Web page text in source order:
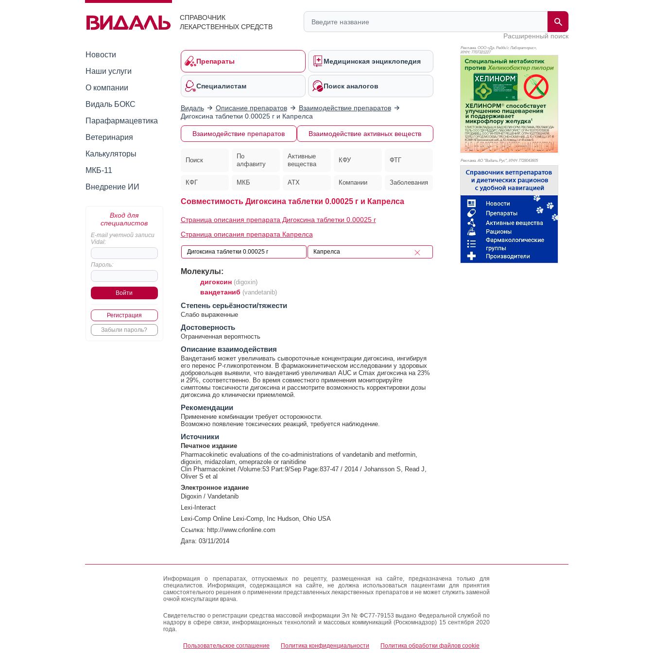
СПРАВОЧНИК
ЛЕКАРСТВЕННЫХ СРЕДСТВ
Расширенный поиск
Новости
Наши услуги
О компании
Видаль БОКС
Парафармацевтика
Ветеринария
Калькуляторы
МКБ-11
Внедрение ИИ
Вход для
специалистов
E-mail учетной записи
Vidal:
Пароль:
Регистрация
Забыли пароль?
Препараты Медицинская энциклопедия
Специалистам Поиск аналогов
Видаль Описание препаратов
Взаимодействие препаратов
Дигоксина таблетки 0.00025 г и Капрелса
Взаимодействие препаратов Взаимодействие активных веществ
Поиск
По
алфавиту
Активные
вещества
КФУ ФТГ
КФГ МКБ АТХ Компании Заболевания
Совместимость Дигоксина таблетки 0.00025 г и Капрелса
Страница описания препарата Дигоксина таблетки 0.00025 г
Страница описания препарата Капрелса
Молекулы:
дигоксин (digoxin)
вандетаниб (vandetanib)
Cтепень серьёзности/тяжести
Слабо выраженные
Достоверность
Ограниченная вероятность
Описание взаимодействия
Вандетаниб может увеличивать сывороточные концентрации дигоксина, ингибируя
его перенос Р-гликопротеином. В фармакокинетическом исследовании у здоровых
добровольцев выявили, что вандетаниб увеличивал AUC и Cmax дигоксина на 23%
и 29%, соответственно. Во время совместного применения мониторируйте
симптомы токсичности дигоксина и рассмотрите возможность корректировки дозы
дигоксина до клинически приемлемой.
Рекомендации
Применение комбинации требует осторожности.
Возможно появление токсических реакций, требуется наблюдение.
Источники
Печатное издание
Pharmacokinetic evaluations of the co-administrations of vandetanib and metformin,
digoxin, midazolam, omeprazole or ranitidine
Clin Pharmacokinet /Volume:53 Part:9/Sep Page:837-47 / 2014 / Johansson S, Read J,
Oliver S et al
Электронное издание
Digoxin / Vandetanib
Lexi-Interact
Lexi-Comp Online Lexi-Comp, Inc Hudson, Ohio USA
Ссылка: http://www.crlonline.com
Дата: 03/11/2014
Реклама. ООО «Др. Редди’с Лабораторис»,
ИНН: 7707321227
Реклама. АО "Видаль Рус", ИНН 7728043605
Информация о препаратах, отпускаемых по рецепту, размещенная на сайте, предназначена только для
специалистов. Информация, содержащаяся на сайте, не должна использоваться пациентами для принятия
самостоятельного решения о применении представленных лекарственных препаратов и не может служить заменой
очной консультации врача.
Свидетельство о регистрации средства массовой информации Эл № ФС77-79153 выдано Федеральной службой по
надзору в сфере связи, информационных технологий и массовых коммуникаций (Роскомнадзор) 15 сентября 2020
года.
Пользовательское соглашение Политика конфиденциальности Политика обработки файлов cookie